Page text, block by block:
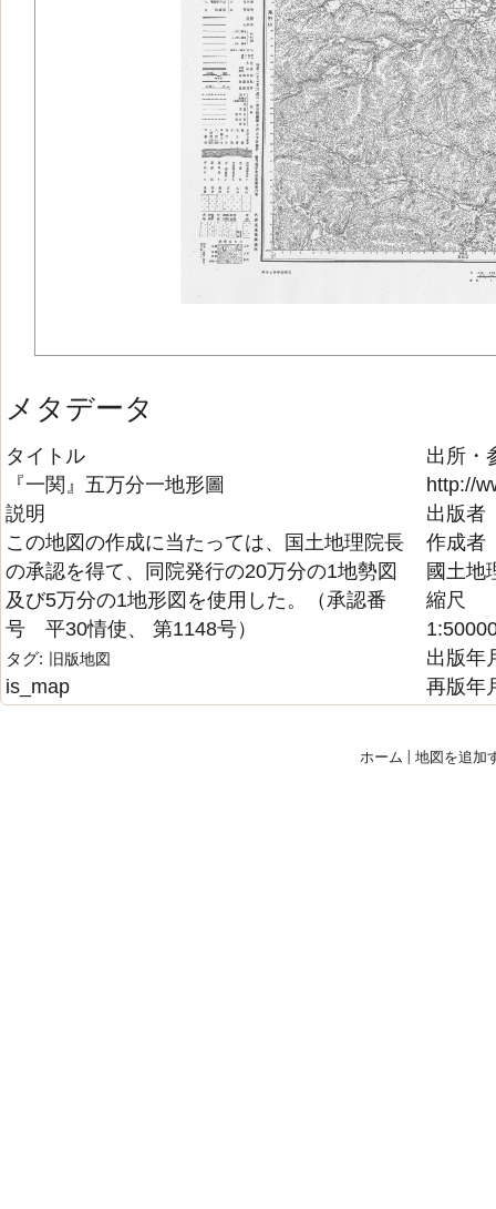
メタデータ
タイトル
『一関』五万分一地形圖
説明
この地図の作成に当たっては、国土地理院長
の承認を得て、同院発行の20万分の1地勢図
及び5万分の1地形図を使用した。（承認番
号 平30情使、 第1148号）
タグ: 旧版地図
is_map
出所・
http://
出版者
作成者
國土地
縮尺
出版年
再版年
ホーム | 地図を追加